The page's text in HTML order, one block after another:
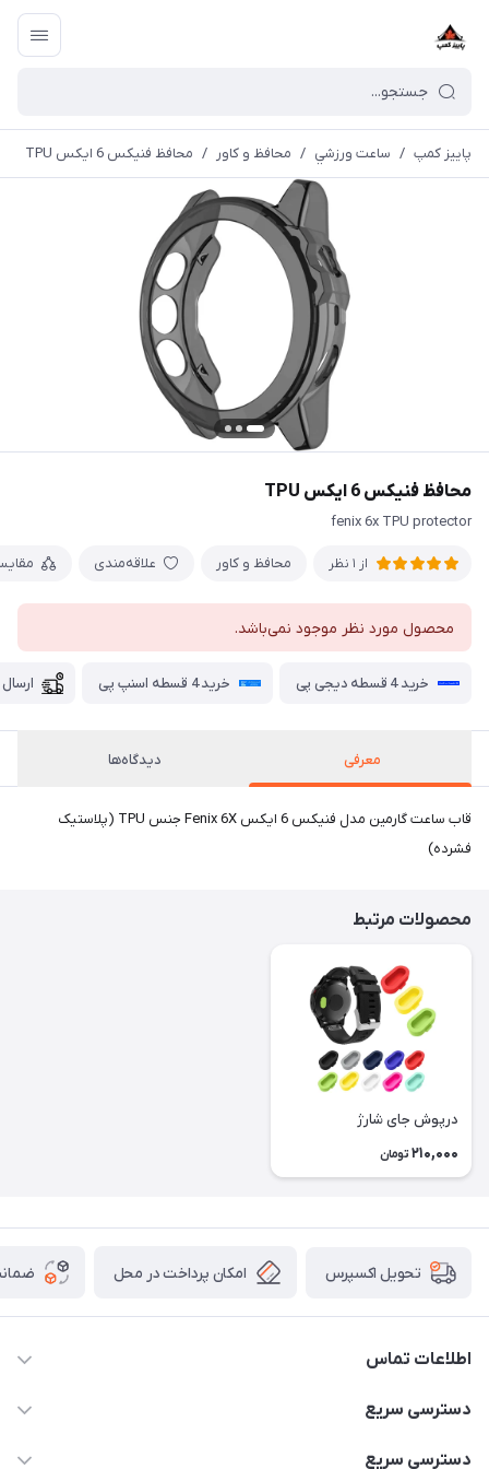
پاییز کمپ / ساعت ورزشي / محافظ و کاور / محافظ فنیکس 6 ایکس TPU
محافظ فنیکس 6 ایکس TPU
fenix 6x TPU protector
از 1 نظر محافظ و کاور علاقه‌مندی
محصول مورد نظر موجود نمی‌باشد.
خرید 4 قسطه دیجی پی خرید 4 قسطه اسنپ پی
معرفی دیدگاه‌ها
قاب ساعت گارمین مدل فنیکس 6 ایکس Fenix 6X جنس TPU (پلاستیک
فشرده)
محصولات مرتبط
درپوش جای شارژ
210,000 تومان
تحویل اکسپرس امکان پرداخت در محل
اطلاعات تماس
02166456492 - 09121933405
دسترسی سریع
خرید کیسه خواب
دسترسی سریع